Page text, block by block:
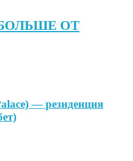
ОТ
— резиденция